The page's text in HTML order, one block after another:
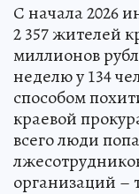
С начала 2026
2 357 жителей
миллионов
неделю у 134
способом
краевой
всего люди
организаций –